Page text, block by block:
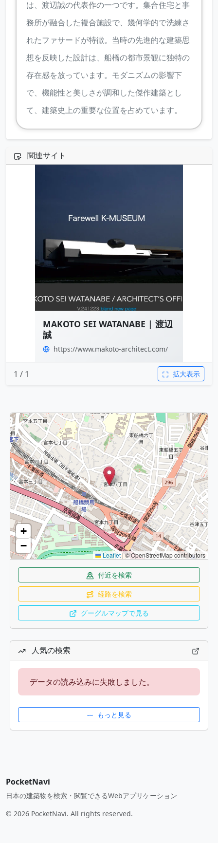
は、渡辺誠の代表作の一つです。集合住宅と事
務所が融合した複合施設で、幾何学的で洗練さ
れたファサードが特徴。当時の先進的な建築思
想を反映した設計は、船橋の都市景観に独特の
存在感を放っています。モダニズムの影響下
で、機能性と美しさが調和した傑作建築とし
て、建築史上の重要な位置を占めています。
関連サイト
MAKOTO SEI WATANABE | 渡辺
誠
https://www.makoto-architect.com/
1 / 1 拡大表示
+
−
Leaflet|© OpenStreetMap contributors
付近を検索
経路を検索
グーグルマップで見る
人気の検索
データの読み込みに失敗しました。
もっと見る
PocketNavi
日本の建築物を検索・閲覧できるWebアプリケーション
© 2026 PocketNavi. All rights reserved.